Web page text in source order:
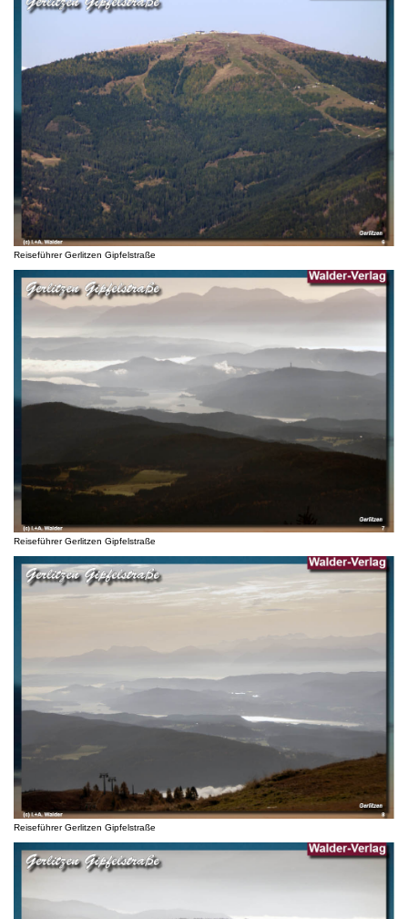
Reiseführer Gerlitzen Gipfelstraße
Reiseführer Gerlitzen Gipfelstraße
Reiseführer Gerlitzen Gipfelstraße